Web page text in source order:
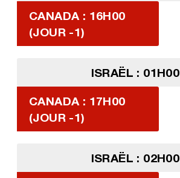
CANADA : 16H00
(JOUR -1)
ISRAËL : 01H00
CANADA : 17H00
(JOUR -1)
ISRAËL : 02H00